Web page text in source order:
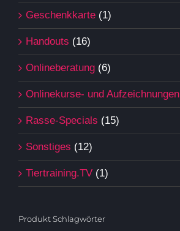
Geschenkkarte (1)
Handouts (16)
Onlineberatung (6)
Onlinekurse- und Aufzeichnungen
Rasse-Specials (15)
Sonstiges (12)
Tiertraining.TV (1)
Produkt Schlagwörter